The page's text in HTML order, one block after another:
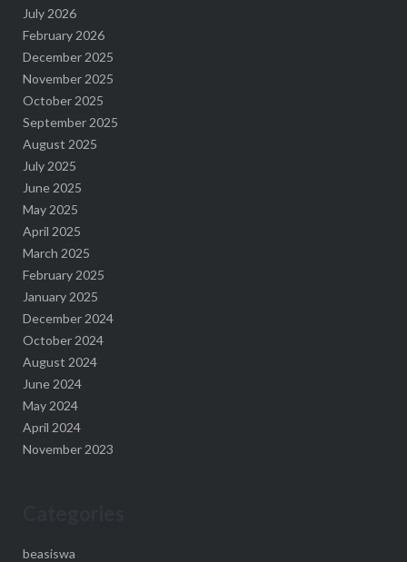
July 2026
February 2026
December 2025
November 2025
October 2025
September 2025
August 2025
July 2025
June 2025
May 2025
April 2025
March 2025
February 2025
January 2025
December 2024
October 2024
August 2024
June 2024
May 2024
April 2024
November 2023
beasiswa